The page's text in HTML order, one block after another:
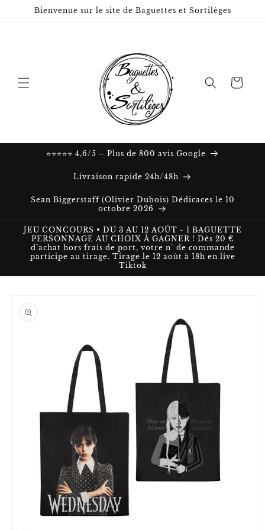
et passer
Bienvenue sur le site de Baguettes et Sortilèges
Panier
⭐⭐⭐⭐⭐ 4,6/5 – Plus de 800 avis Google
Livraison rapide 24h/48h
Sean Biggerstaff (Olivier Dubois) Dédicaces le 10
octobre 2026
JEU CONCOURS • DU 3 AU 12 AOÛT - 1 BAGUETTE
PERSONNAGE AU CHOIX À GAGNER ! Dès 20 €
d’achat hors frais de port, votre n° de commande
participe au tirage. Tirage le 12 août à 18h en live
Tiktok
informations
produits